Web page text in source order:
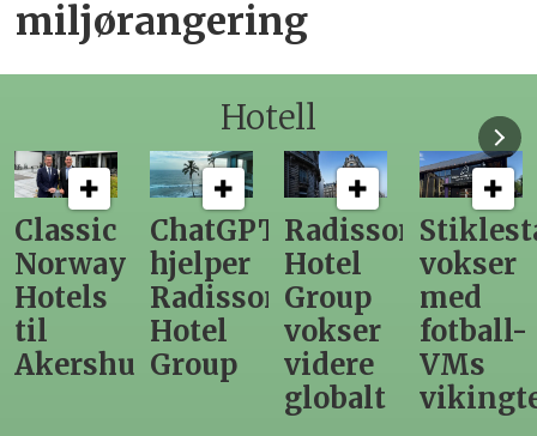
miljørangering
Hotell
ChatGPT
hjelper
Radisson
Hotel
Group
Radisson
Hotel
Group
vokser
videre
Stiklestad
vokser
med
fotball-
VMs
vikingtematikk
Fra
direktør
til
nytt